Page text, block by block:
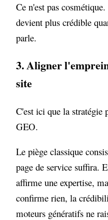
Ce n'est pas
devient plus crédible
parle.
3. Aligner
site
C'est ici que la stratégie
GEO.
Le piège classique
page de service suffira.
affirme une expertise,
confirme rien, la
moteurs génératifs ne